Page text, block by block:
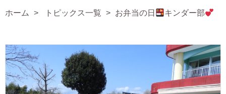
ホーム トピックス一覧 お弁当の日 キンダー部